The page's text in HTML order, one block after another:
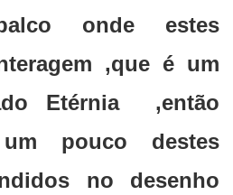
onde estes
,que é um
Etérnia ,então
pouco destes
no desenho